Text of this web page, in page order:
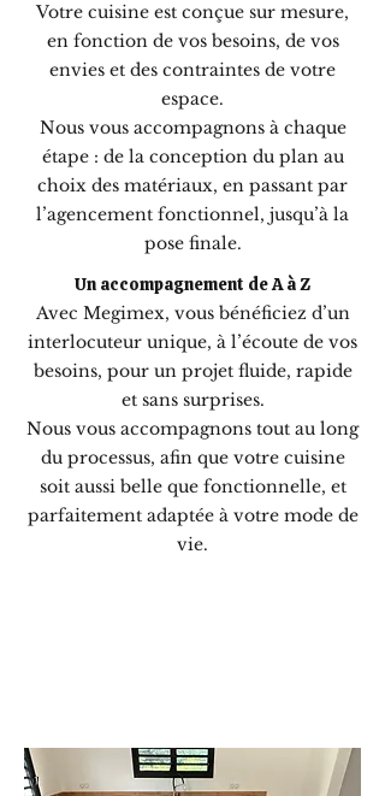
Votre cuisine est conçue sur mesure,
en fonction de vos besoins, de vos
envies et des contraintes de votre
espace.
Nous vous accompagnons à chaque
étape : de la conception du plan au
choix des matériaux, en passant par
l’agencement fonctionnel, jusqu’à la
pose finale.
Un accompagnement de A à Z
Avec Megimex, vous bénéficiez d’un
interlocuteur unique, à l’écoute de vos
besoins, pour un projet fluide, rapide
et sans surprises.
Nous vous accompagnons tout au long
du processus, afin que votre cuisine
soit aussi belle que fonctionnelle, et
parfaitement adaptée à votre mode de
vie.